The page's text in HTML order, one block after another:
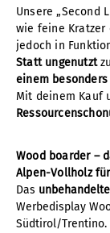
Unsere „Second
wie feine Kratzer
jedoch in
Statt ungenutzt
einem
Mit deinem Kauf
Wood boarder –
Alpen-Vollholz
Das
Werbedisplay
Südtirol/Trentino.